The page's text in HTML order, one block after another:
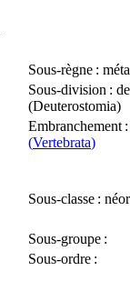
Sous-règne :
Sous-division :
(Deuterostomia)
Embranchement
(Vertebrata)
Sous-classe :
Sous-groupe :
Sous-ordre :